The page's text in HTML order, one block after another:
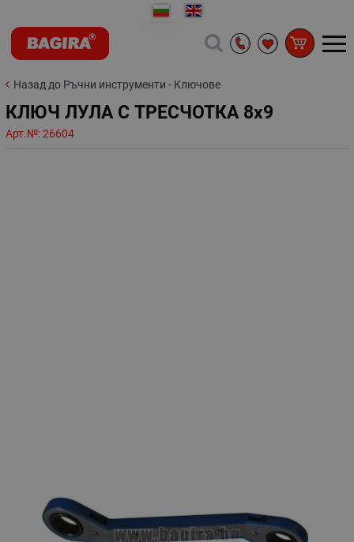
Назад до Ръчни инструменти - Ключове
КЛЮЧ ЛУЛА С ТРЕСЧОТКА 8х9
Арт.№:26604